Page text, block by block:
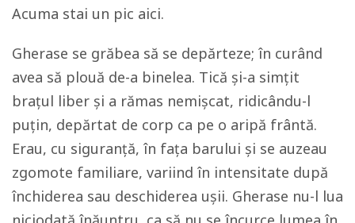
Acuma stai un pic aici.
Gherase se grăbea să se depărteze; în curând
avea să plouă de-a binelea. Tică și-a simțit
brațul liber și a rămas nemișcat, ridicându-l
puțin, depărtat de corp ca pe o aripă frântă.
Erau, cu siguranță, în fața barului și se auzeau
zgomote familiare, variind în intensitate după
închiderea sau deschiderea ușii. Gherase nu-l lua